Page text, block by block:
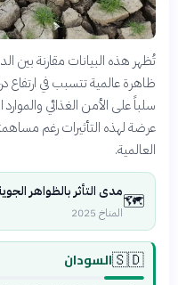
تُظهر هذه البيانات مقارنة بين
ظاهرة عالمية تتسبب في ارتفاع
سلباً على الأمن الغذائي والموارد
عرضة لهذه التأثيرات رغم
العالمية.
🗺️مدى التأثر بالظواهر
المناخ 2025
🇸🇩السودان